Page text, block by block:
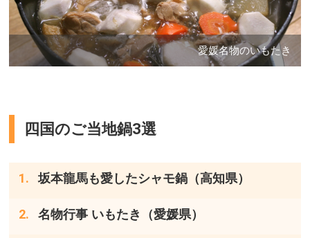
愛媛名物のいもたき
四国のご当地鍋3選
坂本龍馬も愛したシャモ鍋（高知県）
名物行事 いもたき（愛媛県）